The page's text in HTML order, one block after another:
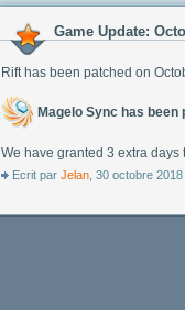
Game Update:
Rift has been patched on
Magelo Sync has been
We have granted 3 extra
Ecrit par Jelan , 30 octobre 2018